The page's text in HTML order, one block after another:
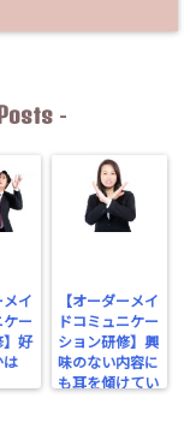
-
メイ
ケー
】好
は
【オーダーメイ
ドコミュニケー
ション研修】興
味のない内容に
も耳を傾けてい